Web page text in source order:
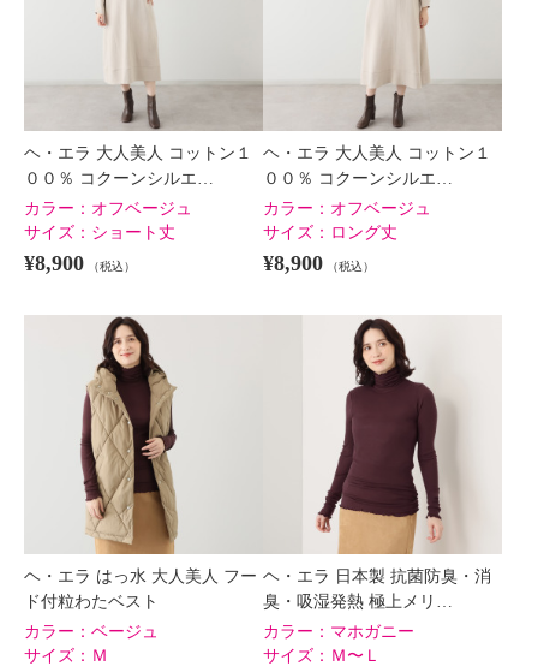
ヘ・エラ 大人美人 コットン１
００％ コクーンシルエ…
カラー： オフベージュ
サイズ： ショート丈
¥8,900 （税込）
ヘ・エラ 大人美人 コットン１
００％ コクーンシルエ…
カラー： オフベージュ
サイズ： ロング丈
¥8,900 （税込）
ヘ・エラ はっ水 大人美人 フー
ド付粒わたベスト
カラー： ベージュ
サイズ： Ｍ
ヘ・エラ 日本製 抗菌防臭・消
臭・吸湿発熱 極上メリ…
カラー： マホガニー
サイズ： Ｍ〜Ｌ